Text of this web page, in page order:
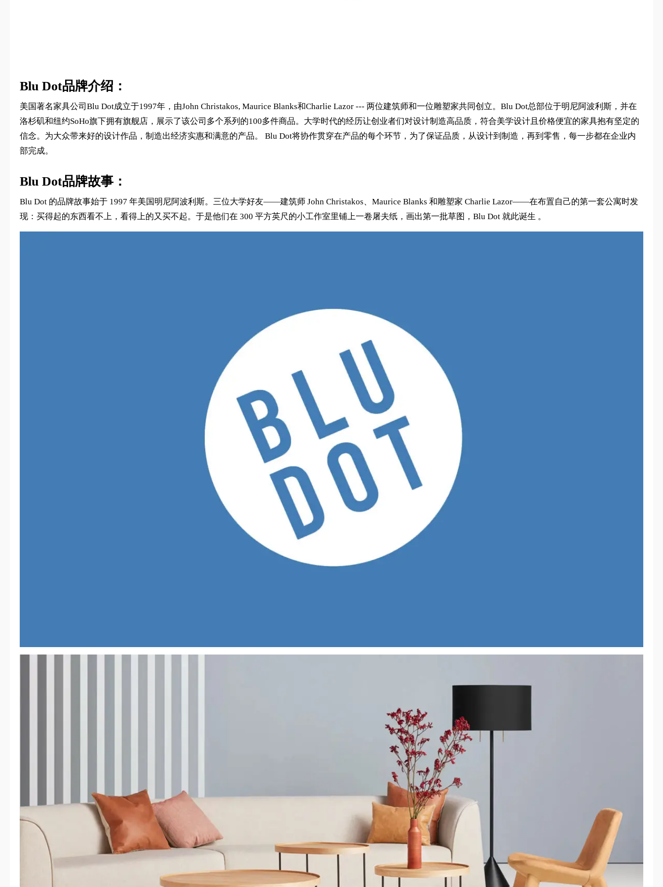
Blu Dot品牌介绍：
美国著名家具公司Blu Dot成立于1997年，由John Christakos, Maurice Blanks和Charlie Lazor --- 两位建筑师和一位雕塑家共同创立。Blu Dot总部位于明尼阿波利斯，并在
洛杉矶和纽约SoHo旗下拥有旗舰店，展示了该公司多个系列的100多件商品。大学时代的经历让创业者们对设计制造高品质，符合美学设计且价格便宜的家具抱有坚定的
信念。为大众带来好的设计作品，制造出经济实惠和满意的产品。 Blu Dot将协作贯穿在产品的每个环节，为了保证品质，从设计到制造，再到零售，每一步都在企业内
部完成。
Blu Dot品牌故事：
Blu Dot 的品牌故事始于 1997 年美国明尼阿波利斯。三位大学好友——建筑师 John Christakos、Maurice Blanks 和雕塑家 Charlie Lazor——在布置自己的第一套公寓时发
现：买得起的东西看不上，看得上的又买不起。于是他们在 300 平方英尺的小工作室里铺上一卷屠夫纸，画出第一批草图，Blu Dot 就此诞生 。